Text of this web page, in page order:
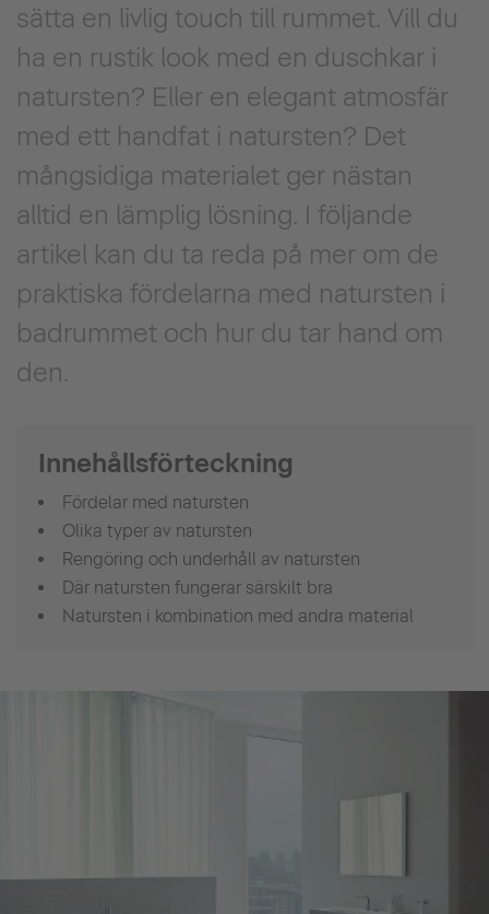
sätta en livlig touch till rummet. Vill du
ha en rustik look med en duschkar i
natursten? Eller en elegant atmosfär
med ett handfat i natursten? Det
mångsidiga materialet ger nästan
alltid en lämplig lösning. I följande
artikel kan du ta reda på mer om de
praktiska fördelarna med natursten i
badrummet och hur du tar hand om
den.
Innehållsförteckning
Fördelar med natursten
Olika typer av natursten
Rengöring och underhåll av natursten
Där natursten fungerar särskilt bra
Natursten i kombination med andra material